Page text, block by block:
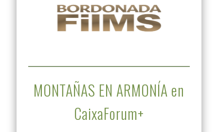
MONTAÑAS EN ARMONÍA en
CaixaForum+